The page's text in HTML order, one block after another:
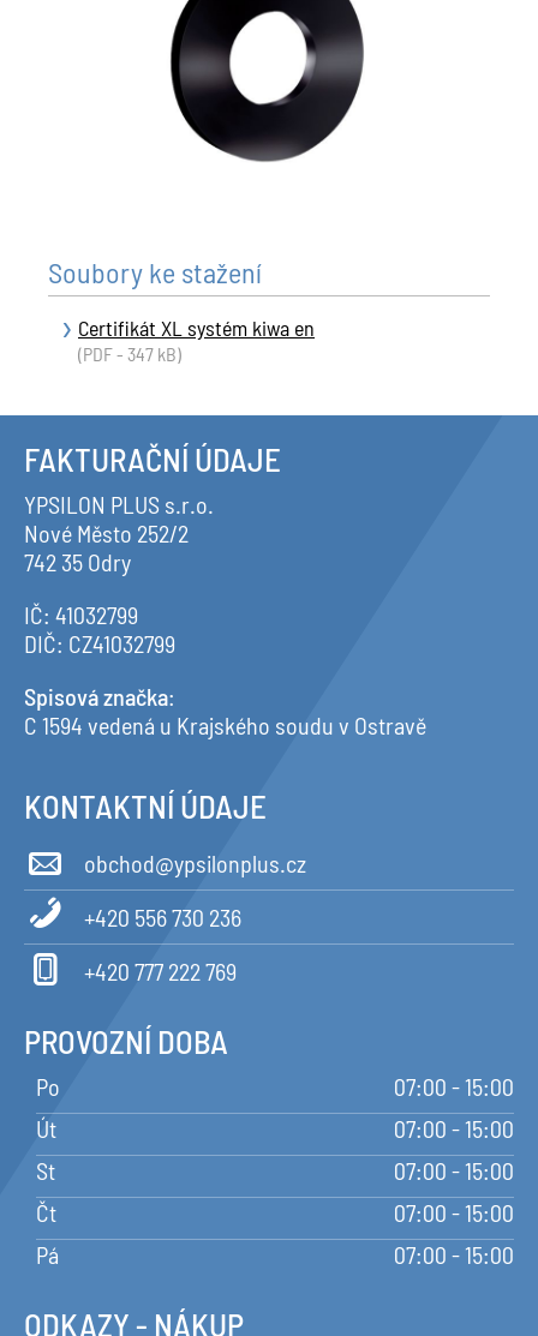
Soubory ke stažení
Certifikát XL systém kiwa en
(PDF - 347 kB)
FAKTURAČNÍ ÚDAJE
YPSILON PLUS s.r.o.
Nové Město 252/2
742 35 Odry
IČ: 41032799
DIČ: CZ41032799
Spisová značka:
C 1594 vedená u Krajského soudu v Ostravě
KONTAKTNÍ ÚDAJE
obchod@ypsilonplus.cz
+420 556 730 236
+420 777 222 769
PROVOZNÍ DOBA
Po
07:00 - 15:00
Út
07:00 - 15:00
St
07:00 - 15:00
Čt
07:00 - 15:00
Pá
07:00 - 15:00
ODKAZY - NÁKUP